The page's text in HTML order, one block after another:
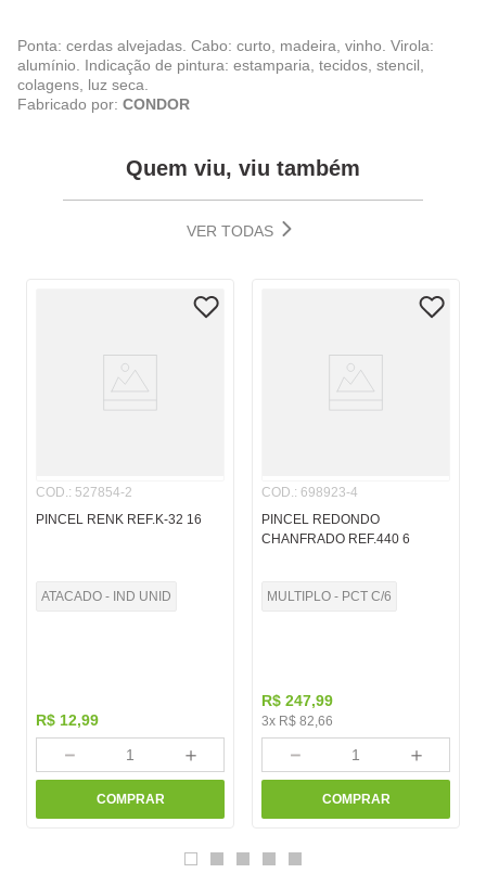
Ponta: cerdas alvejadas. Cabo: curto, madeira, vinho. Virola:
alumínio. Indicação de pintura: estamparia, tecidos, stencil,
colagens, luz seca.
Fabricado por: CONDOR
Quem viu, viu também
VER TODAS
COD.: 527854-2
PINCEL RENK REF.K-32 16
ATACADO - IND UNID
R$ 12,99
＋
－
COMPRAR
COD.: 698923-4
PINCEL REDONDO
CHANFRADO REF.440 6
MULTIPLO - PCT C/6
R$ 247,99
3x R$ 82,66
＋
－
COMPRAR